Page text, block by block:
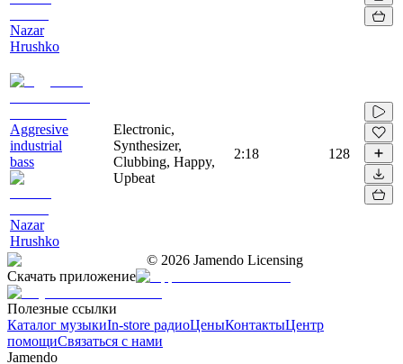
Nazar
Hrushko
Aggresive
industrial
bass
Nazar
Hrushko
Electronic,
Synthesizer,
Clubbing, Happy,
Upbeat
2:18 128
© 2026 Jamendo Licensing
Скачать приложение
Полезные ссылки
Каталог музыкиIn-store радиоЦеныКонтактыЦентр
помощиСвязаться с нами
Jamendo